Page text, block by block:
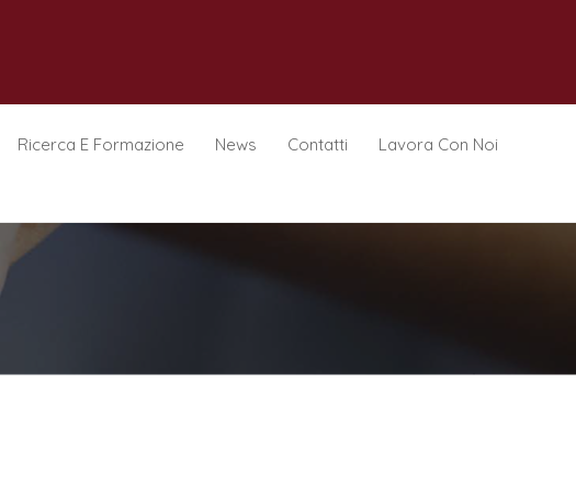
Ricerca E Formazione News Contatti
Lavora Con Noi